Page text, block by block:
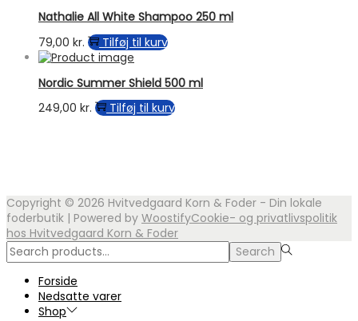
Nathalie All White Shampoo 250 ml
79,00 kr. Tilføj til kurv
Nordic Summer Shield 500 ml
249,00 kr. Tilføj til kurv
Copyright © 2026 Hvitvedgaard Korn & Foder - Din lokale
foderbutik | Powered by WoostifyCookie- og privatlivspolitik
hos Hvitvedgaard Korn & Foder
Search
for:>
Search
Forside
Nedsatte varer
Shop